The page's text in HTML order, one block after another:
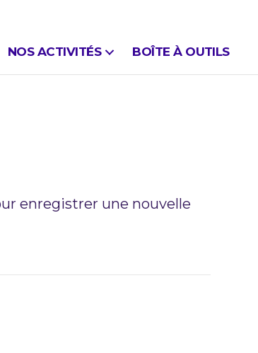
NOS ACTIVITÉS BOÎTE À OUTILS
enregistrer une nouvelle